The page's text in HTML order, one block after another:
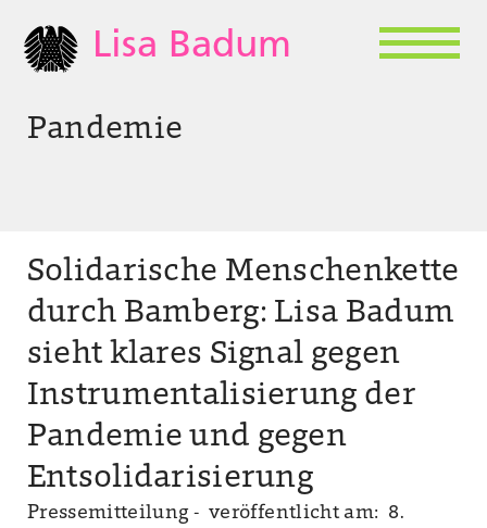
Lisa Badum
Pandemie
Solidarische Menschenkette
durch Bamberg: Lisa Badum
sieht klares Signal gegen
Instrumentalisierung der
Pandemie und gegen
Entsolidarisierung
Pressemitteilung - veröffentlicht am: 8.